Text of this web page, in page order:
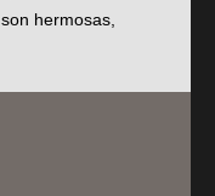
hermosas,